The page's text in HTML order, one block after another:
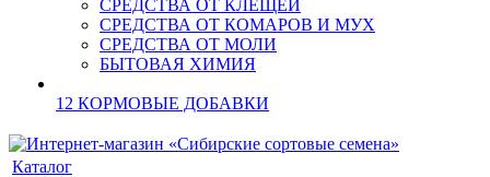
СРЕДСТВА ОТ КЛЕЩЕЙ
СРЕДСТВА ОТ КОМАРОВ И МУХ
СРЕДСТВА ОТ МОЛИ
БЫТОВАЯ ХИМИЯ
12 КОРМОВЫЕ ДОБАВКИ
Каталог